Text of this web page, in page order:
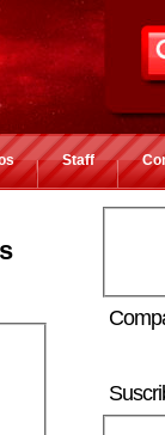
Staff